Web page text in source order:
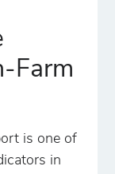
Farm
is one of
in